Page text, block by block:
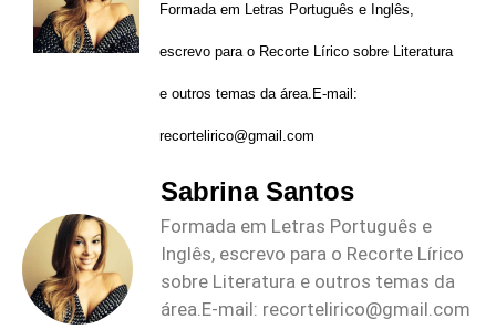
Formada em Letras Português e Inglês,
escrevo para o Recorte Lírico sobre Literatura
e outros temas da área.E-mail:
recortelirico@gmail.com
Sabrina Santos
Formada em Letras Português e
Inglês, escrevo para o Recorte Lírico
sobre Literatura e outros temas da
área.E-mail: recortelirico@gmail.com